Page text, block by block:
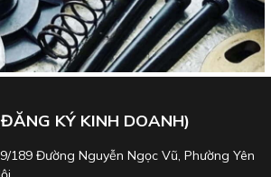
KÝ KINH DOANH)
189 Đường Nguyễn Ngọc Vũ, Phường Yên